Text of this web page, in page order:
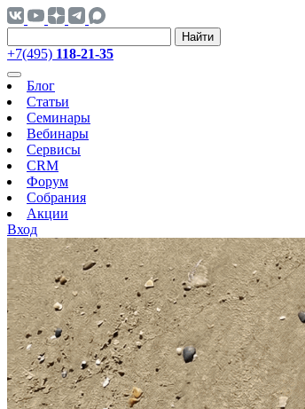
Найти
+7(495) 118-21-35
Блог
Статьи
Семинары
Вебинары
Сервисы
CRM
Форум
Собрания
Акции
Вход